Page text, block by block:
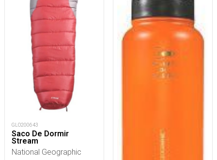
GLO200643
Saco De Dormir
Stream
National Geographic